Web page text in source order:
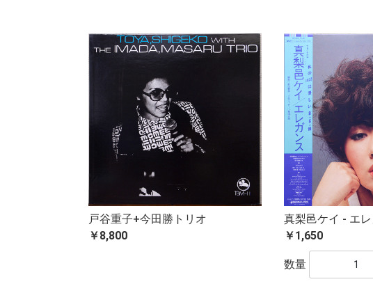
戸谷重子+今田勝トリオ
￥8,800
真梨邑ケイ - エ
￥1,650
数量